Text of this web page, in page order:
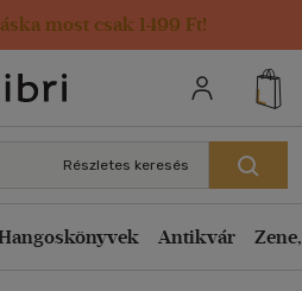
most csak 1499 Ft!
adatai
Részletes keresés
Antikvár